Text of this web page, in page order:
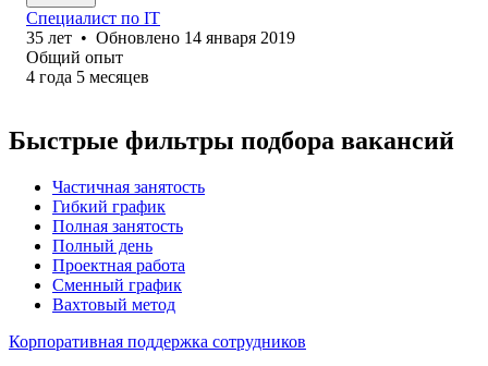
Специалист по IT
35 лет • Обновлено 14 января 2019
Общий опыт
4 года 5 месяцев
Быстрые фильтры подбора вакансий
Частичная занятость
Гибкий график
Полная занятость
Полный день
Проектная работа
Сменный график
Вахтовый метод
Корпоративная поддержка сотрудников